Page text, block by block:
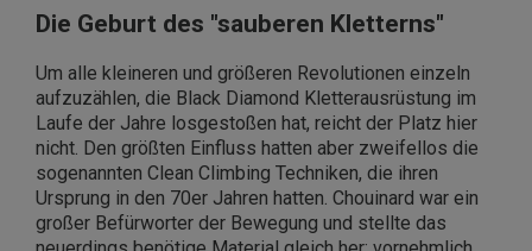
Die Geburt des "sauberen Kletterns"
Um alle kleineren und größeren Revolutionen einzeln
aufzuzählen, die Black Diamond Kletterausrüstung im
Laufe der Jahre losgestoßen hat, reicht der Platz hier
nicht. Den größten Einfluss hatten aber zweifellos die
sogenannten Clean Climbing Techniken, die ihren
Ursprung in den 70er Jahren hatten. Chouinard war ein
großer Befürworter der Bewegung und stellte das